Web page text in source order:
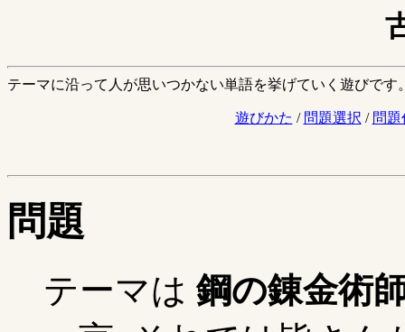
テーマに沿って人が思いつかない単語を挙げていく遊びです
遊びかた / 問題選択 / 問題
問題
テーマは鋼の錬金術